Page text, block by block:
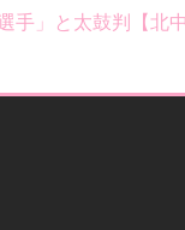
」と太鼓判【北中